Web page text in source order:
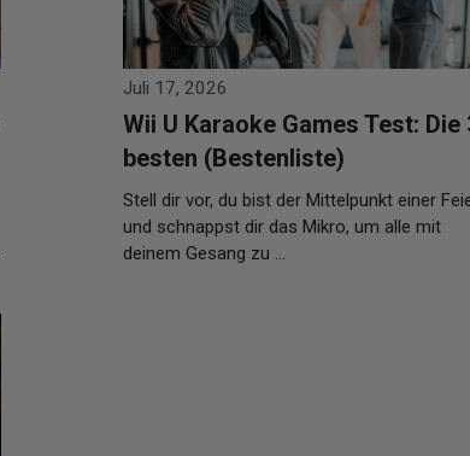
Juli 17, 2026
Wii U Karaoke Games Test: Die
besten (Bestenliste)
Stell dir vor, du bist der Mittelpunkt einer
und schnappst dir das Mikro, um alle mit
deinem Gesang zu …